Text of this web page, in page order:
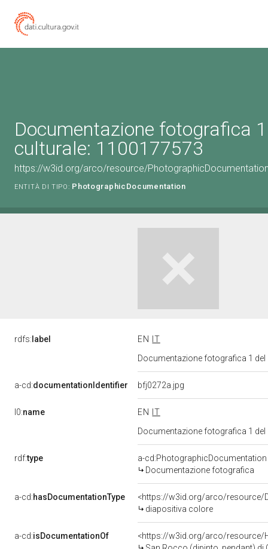
Documentazione fotografica
culturale: 1100177573
https://w3id.org/arco/resource/
ENTITÀ DI TIPO: PhotographicDocumentation
rdfs: label EN
IT
Documentazione fotografica 1
a-cd:documentationIdentifier bfj0272a.jpg
l0:name EN
IT
Documentazione fotografica 1
rdf:type
a-cd:PhotographicDocumentation
Documentazione fotografica
a-cd:hasDocumentationType
<https://w3id.org/arco/resource/
diapositiva colore
a-cd:isDocumentationOf
<https://w3id.org/arco/resource/